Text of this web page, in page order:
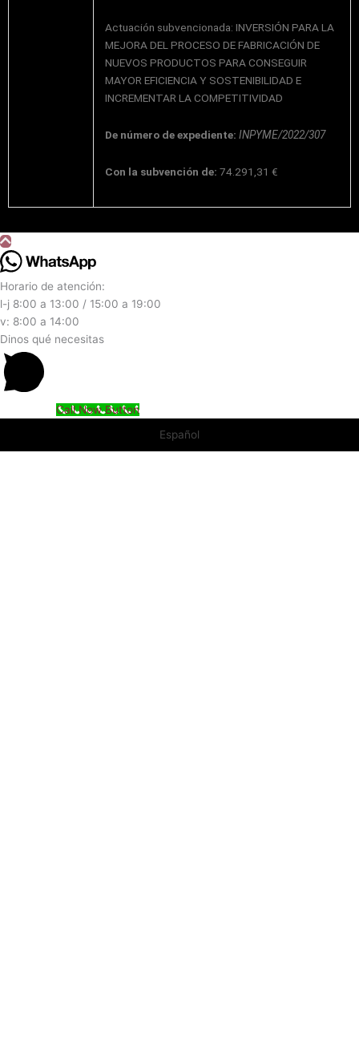
Actuación subvencionada: INVERSIÓN PARA LA
MEJORA DEL PROCESO DE FABRICACIÓN DE
NUEVOS PRODUCTOS PARA CONSEGUIR
MAYOR EFICIENCIA Y SOSTENIBILIDAD E
INCREMENTAR LA COMPETITIVIDAD
De número de expediente: INPYME/2022/307
Con la subvención de: 74.291,31 €
Horario de atención:
l-j 8:00 a 13:00 / 15:00 a 19:00
v: 8:00 a 14:00
Dinos qué necesitas
Call Now Button
Español